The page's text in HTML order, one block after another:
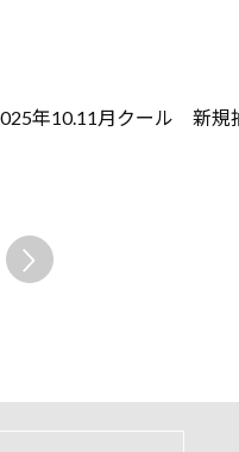
年10.11月クール 新規